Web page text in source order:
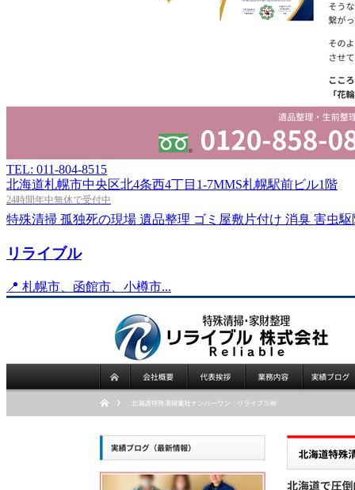
TEL: 011-804-8515
北海道札幌市中央区北4条西4丁目1-7MMS札幌駅前ビル1階
24時間年中無休で受付中
特殊清掃 孤独死の現場 遺品整理 ゴミ屋敷片付け 消臭 害虫駆
リライブル
📍 札幌市、函館市、小樽市...